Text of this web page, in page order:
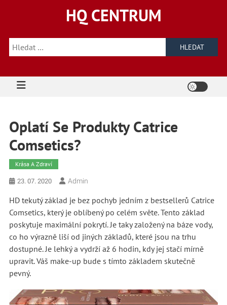
HQ CENTRUM
Vyhledávání
Oplatí Se Produkty Catrice
Comsetics?
Krása A Zdraví
23. 07. 2020 Admin
HD tekutý základ je bez pochyb jedním z bestsellerů Catrice
Comsetics, který je oblíbený po celém světe. Tento základ
poskytuje maximální pokrytí. Je taky založený na báze vody,
co ho výrazně liší od jiných základů, které jsou na trhu
dostupné. Je lehký a vydrží až 6 hodin, kdy jej stačí mírně
upravit. Váš make-up bude s tímto základem skutečně
pevný.